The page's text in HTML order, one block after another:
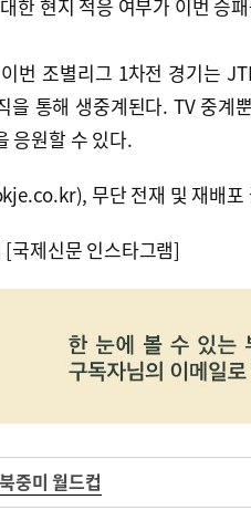
한 현지 적응 여부가 이번 승
번 조별리그 1차전 경기는
을 통해 생중계된다. TV 중계
응원할 수 있다.
무단 전재 및 재배포
[국제신문 인스타그램]
중미 월드컵